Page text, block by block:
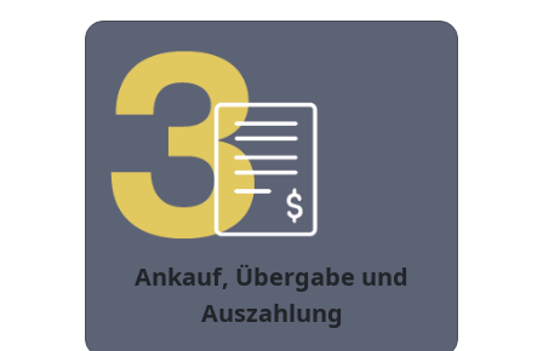
Ankauf, Übergabe und
Auszahlung